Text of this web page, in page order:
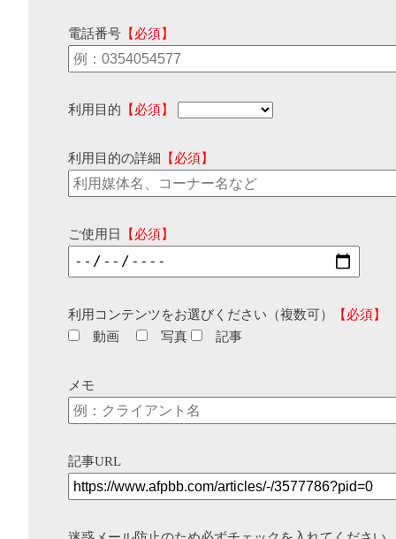
電話番号 【必須】
利用目的 【必須】
利用目的の詳細 【必須】
ご使用日 【必須】
利用コンテンツをお選びください（複数可）
【必須】
動画
写真 記事
メモ
記事URL